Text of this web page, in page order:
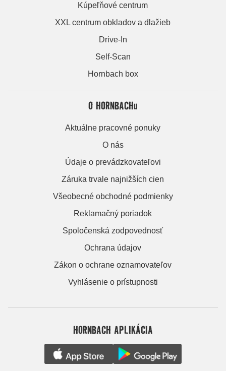
Kúpeľňové centrum
XXL centrum obkladov a dlažieb
Drive-In
Self-Scan
Hornbach box
O HORNBACHu
Aktuálne pracovné ponuky
O nás
Údaje o prevádzkovateľovi
Záruka trvale najnižších cien
Všeobecné obchodné podmienky
Reklamačný poriadok
Spoločenská zodpovednosť
Ochrana údajov
Zákon o ochrane oznamovateľov
Vyhlásenie o prístupnosti
HORNBACH APLIKÁCIA